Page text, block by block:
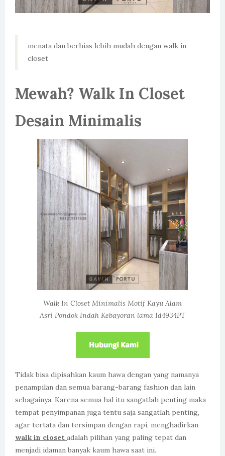
menata dan berhias lebih mudah dengan walk in
closet
Mewah? Walk In Closet
Desain Minimalis
Walk In Closet Minimalis Motif Kayu Alam
Asri Pondok Indah Kebayoran lama Id4934PT
Tidak bisa dipisahkan kaum hawa dengan yang namanya
penampilan dan semua barang-barang fashion dan lain
sebagainya. Karena semua hal itu sangatlah penting maka
tempat penyimpanan juga tentu saja sangatlah penting,
agar tertata dan tersimpan dengan rapi, menghadirkan
walk in closet adalah pilihan yang paling tepat dan
menjadi idaman banyak kaum hawa saat ini.